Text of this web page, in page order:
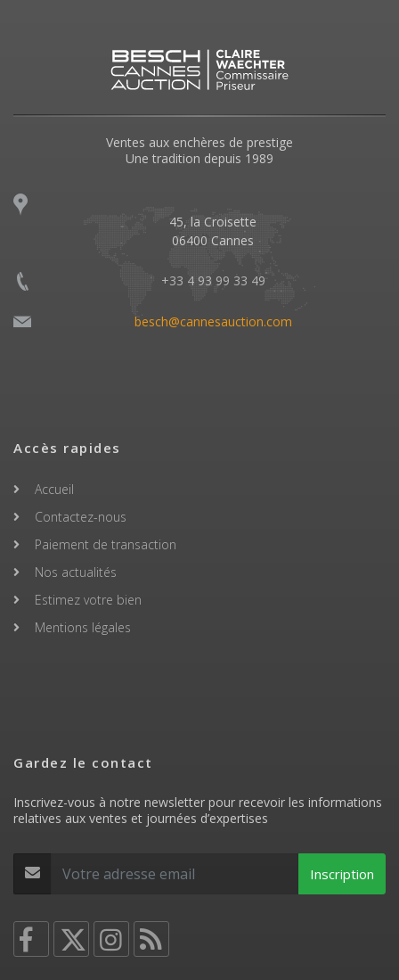
Ventes aux enchères de prestige
Une tradition depuis 1989
45, la Croisette
06400 Cannes
+33 4 93 99 33 49
besch@cannesauction.com
Accès rapides
Accueil
Contactez-nous
Paiement de transaction
Nos actualités
Estimez votre bien
Mentions légales
Gardez le contact
Inscrivez-vous à notre newsletter pour recevoir les informations
relatives aux ventes et journées d’expertises
Inscription